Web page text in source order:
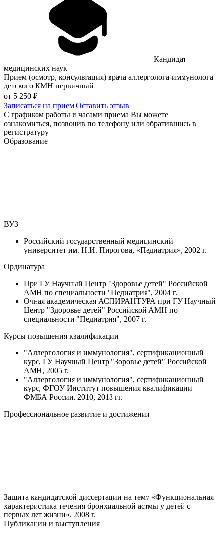
Кандидат
медицинских наук
Прием (осмотр, консультация) врача аллерголога-иммунолога
детского КМН первичный
от 5 250 ₽
Записаться на прием Оставить отзыв
С графиком работы и часами приема Вы можете
ознакомиться, позвонив по телефону или обратившись в
регистратуру
Образование
ВУЗ
Российский государственный медицинский
университет им. Н.И. Пирогова, «Педиатрия», 2002 г.
Ординатура
При ГУ Научный Центр "Здоровье детей" Российской
АМН по специальности "Педиатрия", 2004 г.
Очная академическая АСПИРАНТУРА при ГУ Научный
Центр "Здоровье детей" Российской АМН по
специальности "Педиатрия", 2007 г.
Курсы повышения квалификации
"Аллергология и иммунология", сертификационный
курс, ГУ Научный Центр "Зоровье детей" Российской
АМН, 2005 г.
"Аллергология и иммунология", сертификационный
курс, ФГОУ Институт повышения квалификации
ФМБА России, 2010, 2018 гг.
Профессиональное развитие и достижения
Защита кандидатской диссертации на тему «Функциональная
характеристика течения бронхиальной астмы у детей с
первых лет жизни», 2008 г.
Публикации и выступления